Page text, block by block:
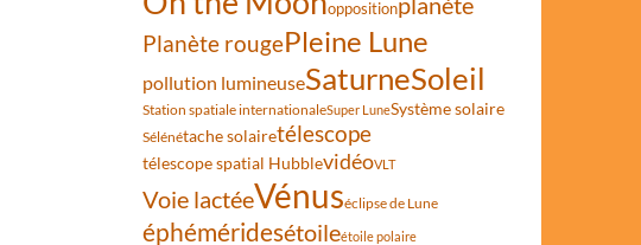
opposition
Planète rougePleine Lune
pollution lumineuseSaturneSoleil
Station spatiale internationaleSuper LuneSystème solaire
Sélénétache solairetélescope
télescope spatial HubblevidéoVLT
Voie lactéeVénuséclipse de Lune
éphéméridesétoileétoile polaire